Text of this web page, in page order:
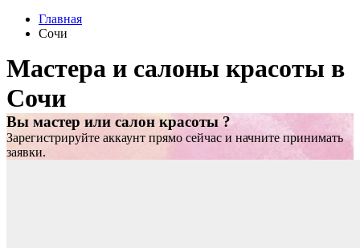
Главная
Сочи
Мастера и салоны красоты в
Сочи
Вы мастер или салон красоты ?
Зарегистрируйте аккаунт прямо сейчас и начните принимать
заявки.